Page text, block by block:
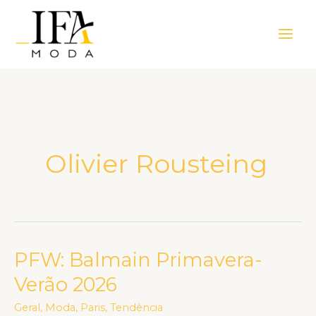
Menu
Olivier Rousteing
PFW: Balmain Primavera-
Verão 2026
Geral , Moda, Paris, Tendência
PFW:
Balmain
Primavera-
Verão